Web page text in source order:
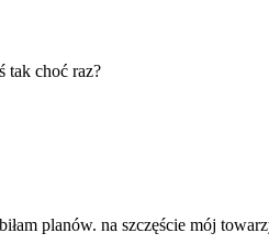
tak choć raz?
planów. na szczęście mój